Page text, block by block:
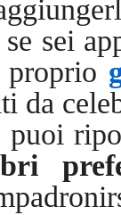
se sei
proprio
da
puoi